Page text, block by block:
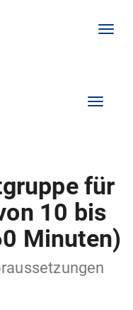
Menü
für
10 bis
Minuten)